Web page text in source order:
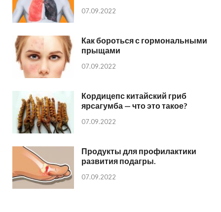
07.09.2022
Как бороться с гормональными
прыщами
07.09.2022
Кордицепс китайский гриб
ярсагумба — что это такое?
07.09.2022
Продукты для профилактики
развития подагры.
07.09.2022